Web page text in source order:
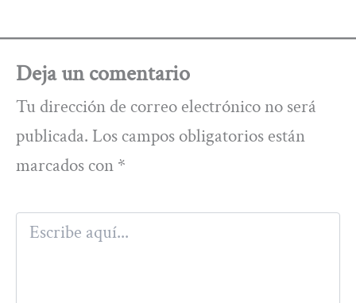
Deja un comentario
Tu dirección de correo electrónico no será
publicada. Los campos obligatorios están
marcados con *
Escribe
aquí...